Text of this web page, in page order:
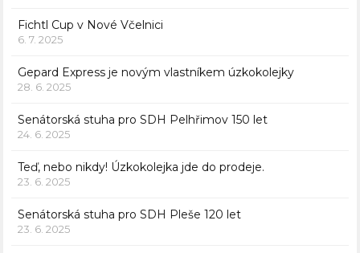
Fichtl Cup v Nové Včelnici
6. 7. 2025
Gepard Express je novým vlastníkem úzkokolejky
28. 6. 2025
Senátorská stuha pro SDH Pelhřimov 150 let
24. 6. 2025
Teď, nebo nikdy! Úzkokolejka jde do prodeje.
23. 6. 2025
Senátorská stuha pro SDH Pleše 120 let
23. 6. 2025